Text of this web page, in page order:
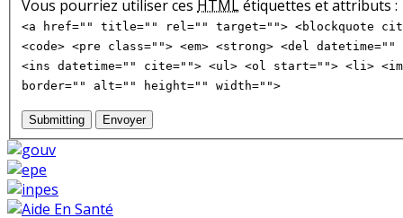
Vous pourriez utiliser ces HTMLétiquettes et attributs :
<a href="" title="" rel="" target=""> <blockquote
<code> <pre class=""> <em> <strong> <del
<ins datetime="" cite=""> <ul> <ol start=""> <li>
border="" alt="" height="" width="">
Submitting Envoyer